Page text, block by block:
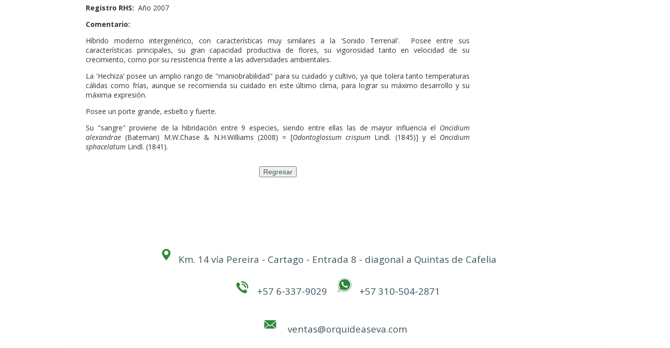
Registro RHS: Año 2007
Comentario:
Híbrido moderno intergenérico, con características muy similares a la 'Sonido Terrenal'. Posee entre sus
características principales, su gran capacidad productiva de flores, su vigorosidad tanto en velocidad de su
crecimiento, como por su resistencia frente a las adversidades ambientales.
La 'Hechiza' posee un amplio rango de "maniobrabilidad" para su cuidado y cultivo, ya que tolera tanto temperaturas
cálidas como frías, aunque se recomienda su cuidado en este último clima, para lograr su máximo desarrollo y su
máxima expresión.
Posee un porte grande, esbelto y fuerte.
Su "sangre" proviene de la hibridación entre 9 especies, siendo entre ellas las de mayor influencia el Oncidium
alexandrae (Bateman) M.W.Chase & N.H.Williams (2008) = [Odontoglossum crispum Lindl. (1845)] y el Oncidium
sphacelatum Lindl. (1841).
Km. 14 vía Pereira - Cartago - Entrada 8 - diagonal a Quintas de Cafelia
+57 6-337-9029 +57 310-504-2871
ventas@orquideaseva.com